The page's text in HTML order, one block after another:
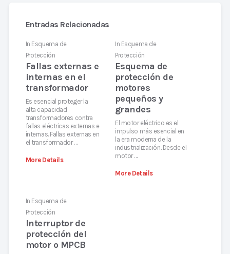
Entradas Relacionadas
In Esquema de
Protección
Fallas externas e
internas en el
transformador
Es esencial proteger la
alta capacidad
transformadores contra
fallas eléctricas externas e
internas. Fallas externas en
el transformador …
More Details
In Esquema de
Protección
Esquema de
protección de
motores
pequeños y
grandes
El motor eléctrico es el
impulso más esencial en
la era moderna de la
industrialización. Desde el
motor …
More Details
In Esquema de
Protección
Interruptor de
protección del
motor o MPCB